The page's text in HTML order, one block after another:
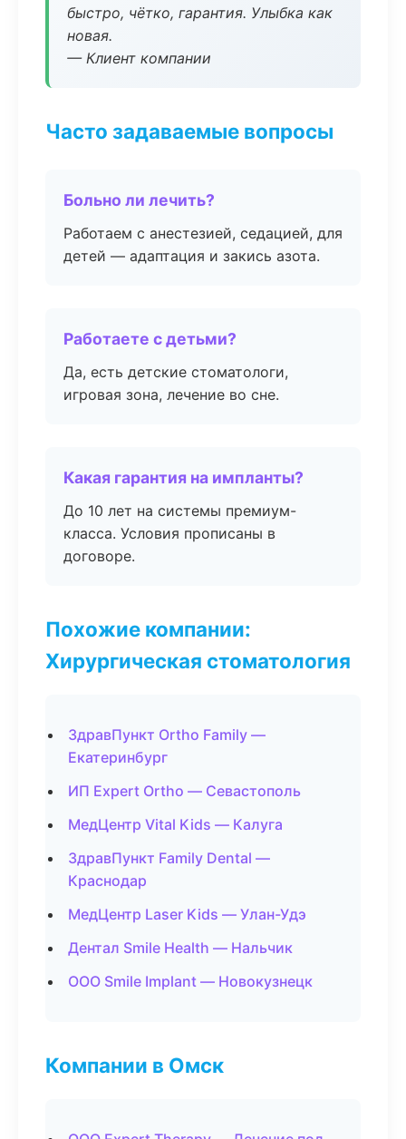
быстро, чётко, гарантия. Улыбка как
новая.
— Клиент компании
Часто задаваемые вопросы
Больно ли лечить?
Работаем с анестезией, седацией, для
детей — адаптация и закись азота.
Работаете с детьми?
Да, есть детские стоматологи,
игровая зона, лечение во сне.
Какая гарантия на импланты?
До 10 лет на системы премиум-
класса. Условия прописаны в
договоре.
Похожие компании:
Хирургическая стоматология
ЗдравПункт Ortho Family —
Екатеринбург
ИП Expert Ortho — Севастополь
МедЦентр Vital Kids — Калуга
ЗдравПункт Family Dental —
Краснодар
МедЦентр Laser Kids — Улан-Удэ
Дентал Smile Health — Нальчик
ООО Smile Implant — Новокузнецк
Компании в Омск